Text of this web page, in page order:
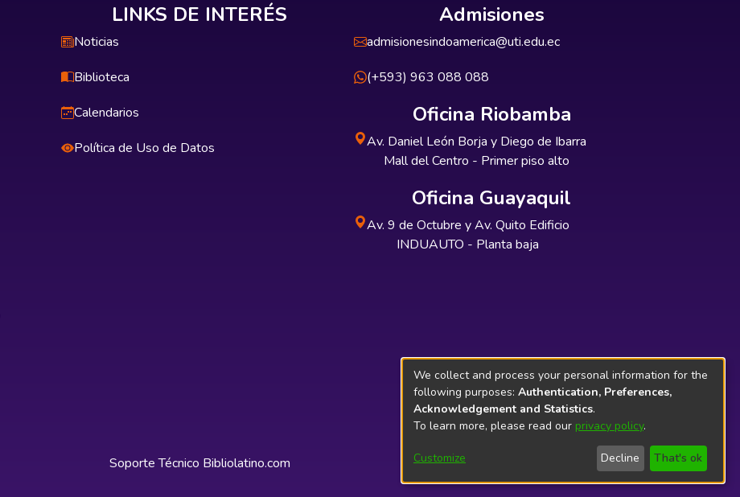
LINKS DE INTERÉS
Noticias
Biblioteca
Calendarios
Política de Uso de Datos
Admisiones
admisionesindoamerica@uti.edu.ec
(+593) 963 088 088
Oficina Riobamba
Av. Daniel León Borja y Diego de Ibarra
Mall del Centro - Primer piso alto
Oficina Guayaquil
Av. 9 de Octubre y Av. Quito Edificio
INDUAUTO - Planta baja
Soporte Técnico Bibliolatino.com
We collect and process your personal information for the
following purposes: Authentication, Preferences,
Acknowledgement and Statistics.
To learn more, please read our privacy policy.
Customize Decline That's ok